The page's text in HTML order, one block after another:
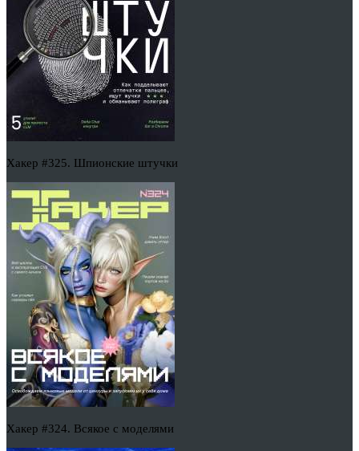
Хакер #325. Шпионские штучки
Хакер #324. Всякое с моделями